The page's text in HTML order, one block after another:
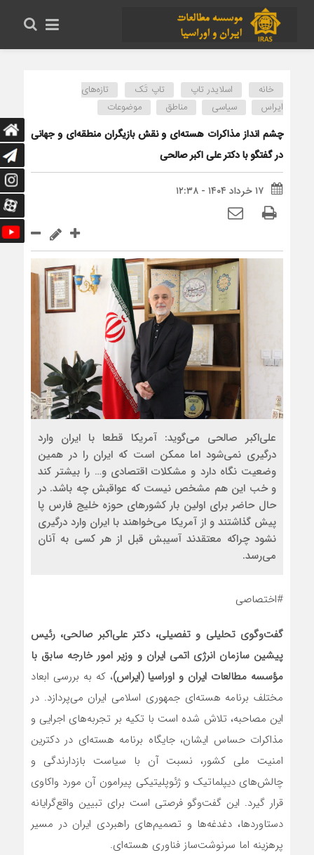
خانه اسلایدر تاپ تاپ تَک
تازه‌های
ایراس
سیاسی مناطق موضوعات
چشم انداز مذاکرات هسته‌ای و نقش بازیگران منطقه‌ای و جهانی
در گفتگو با دکتر علی اکبر صالحی
۱۷ خرداد ۱۴۰۴ - ۱۲:۳۸
علی‌اکبر صالحی می‌گوید: آمریکا قطعا با ایران وارد
درگیری نمی‌شود اما ممکن است که ایران را در همین
وضعیت نگاه دارد و مشکلات اقتصادی و… را بیشتر کند
و خب این هم مشخص نیست که عواقبش چه باشد. در
حال حاضر برای اولین بار کشورهای حوزه خلیج فارس پا
پیش گذاشتند و از آمریکا می‌خواهند با ایران وارد درگیری
نشود چراکه معتقدند آسیبش قبل از هر کسی به آنان
می‌رسد.
#اختصاصی
گفت‌وگوی تحلیلی و تفصیلی، دکتر علی‌اکبر صالحی، رئیس
پیشین سازمان انرژی اتمی ایران و وزیر امور خارجه سابق با
مؤسسه مطالعات ایران و اوراسیا (ایراس)، که به بررسی ابعاد
مختلف برنامه هسته‌ای جمهوری اسلامی ایران می‌پردازد. در
این مصاحبه، تلاش شده است با تکیه بر تجربه‌های اجرایی و
مذاکرات حساس ایشان، جایگاه برنامه هسته‌ای در دکترین
امنیت ملی کشور، نسبت آن با سیاست بازدارندگی و
چالش‌های دیپلماتیک و ژئوپلیتیکی پیرامون آن مورد واکاوی
قرار گیرد. این گفت‌وگو فرصتی است برای تبیین واقع‌گرایانه
دستاوردها، دغدغه‌ها و تصمیم‌های راهبردی ایران در مسیر
پرهزینه اما سرنوشت‌ساز فناوری هسته‌ای.